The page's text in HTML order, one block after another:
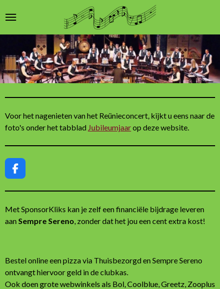
direct
naar
hoofdinhoud
Voor het nagenieten van het Reünieconcert, kijkt u eens naar de
foto's onder het tabblad Jubileumjaarop deze website.
F
a
c
b
o
Met SponsorKliks kan je zelf een financiële bijdrage leveren
aan Sempre Sereno , zonder dat het jou een cent extra kost!
Bestel online een pizza via Thuisbezorgd en Sempre Sereno
ontvangt hiervoor geld in de clubkas.
Ook doen grote webwinkels als Bol, Coolblue, Greetz, Zooplus